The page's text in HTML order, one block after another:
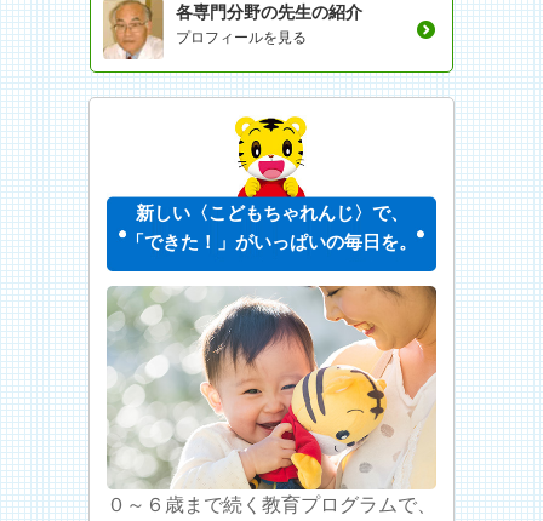
各専門分野の先生の紹介
プロフィールを見る
新しい〈こどもちゃれんじ〉で、
「できた！」がいっぱいの毎日を。
０～６歳まで続く教育プログラムで、